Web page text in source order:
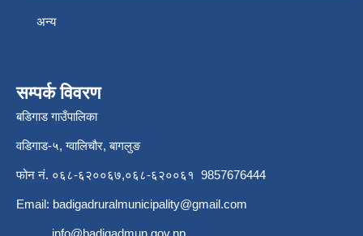
अन्य
सम्पर्क विवरण
बडिगाड गाउँपालिका
वडिगाड-५, ग्वालिचौर, बागलुङ
फोन नं. ०६८-६२००६७,०६८-६२००६१ 9857676444
Email: badigadruralmunicipality@gmail.com
info@badigadmun.gov.np